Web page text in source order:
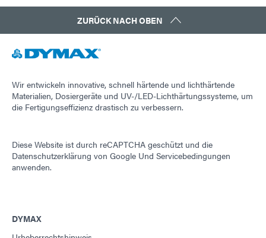
Leitfaden: Elektronikmontage (Asien | CN)
Leitfaden: Lichthärtungsgeräte (EN)
Leitfaden: Lichthärtungsgeräte (Asien|EN)
ZURÜCK NACH OBEN
Wir entwickeln innovative, schnell härtende und lichthärtende
Materialien, Dosiergeräte und UV-/LED-Lichthärtungssysteme, um
die Fertigungseffizienz drastisch zu verbessern.
Diese Website ist durch reCAPTCHA geschützt und die
Datenschutzerklärung von Google Und Servicebedingungen
anwenden.
DYMAX